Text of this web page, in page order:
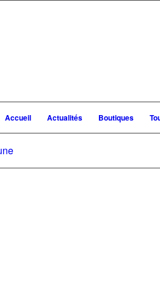
Accueil Actualités Boutiques